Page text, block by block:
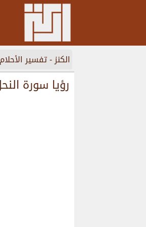
الكنز-تفسير
رؤيا سورة